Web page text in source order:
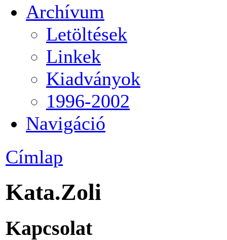
Archívum
Letöltések
Linkek
Kiadványok
1996-2002
Navigáció
Címlap
Kata.Zoli
Kapcsolat